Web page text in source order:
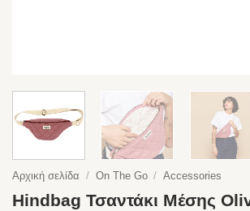
Αρχική σελίδα / On The Go / Accessories
Hindbag Τσαντάκι Μέσης